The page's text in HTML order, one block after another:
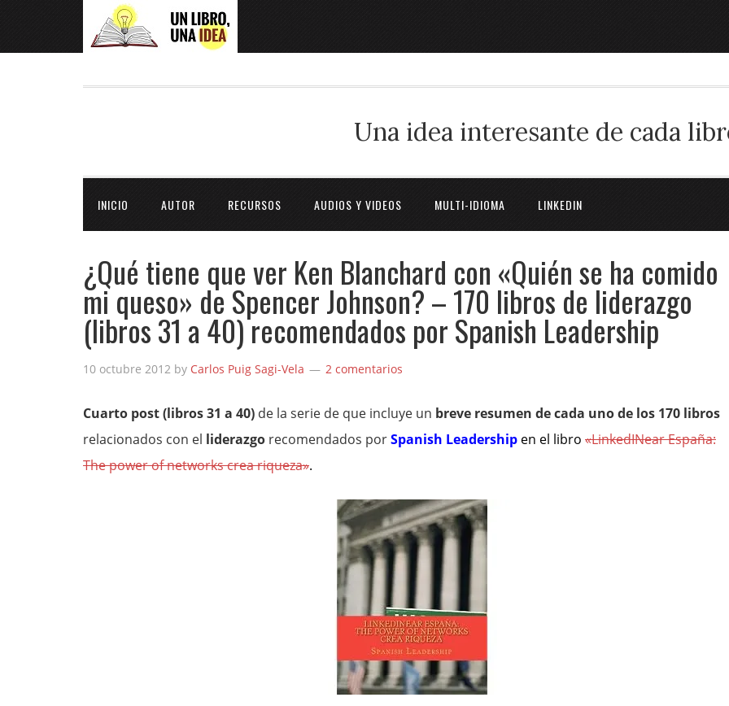
Una idea interesante de cada
INICIO AUTOR RECURSOS AUDIOS Y VIDEOS MULTI-IDIOMA LINKEDIN
¿Qué tiene que ver Ken Blanchard con «Quién se ha comido
mi queso» de Spencer Johnson? – 170 libros de liderazgo
(libros 31 a 40) recomendados por Spanish Leadership
10 octubre 2012 by Carlos Puig Sagi-Vela 2 comentarios
Cuarto post (libros 31 a 40) de la serie de que incluye un breve resumen de cada uno de los 170 libros
relacionados con el liderazgo recomendados porSpanish Leadership en el libro «LinkedINear España:
The power of networks crea riqueza».